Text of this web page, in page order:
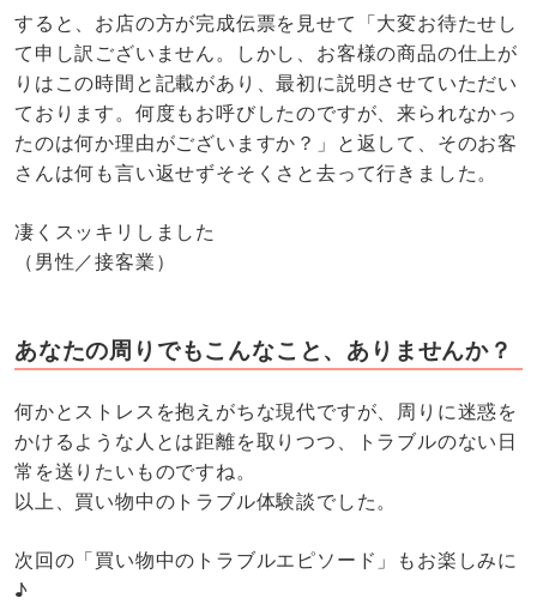
すると、お店の方が完成伝票を見せて「大変お待たせし
て申し訳ございません。しかし、お客様の商品の仕上が
りはこの時間と記載があり、最初に説明させていただい
ております。何度もお呼びしたのですが、来られなかっ
たのは何か理由がございますか？」と返して、そのお客
さんは何も言い返せずそそくさと去って行きました。
凄くスッキリしました
（男性／接客業）
あなたの周りでもこんなこと、ありませんか？
何かとストレスを抱えがちな現代ですが、周りに迷惑を
かけるような人とは距離を取りつつ、トラブルのない日
常を送りたいものですね。
以上、買い物中のトラブル体験談でした。
次回の「買い物中のトラブルエピソード」もお楽しみに
♪